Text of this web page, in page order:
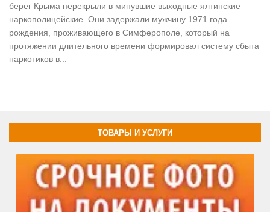
берег Крыма перекрыли в минувшие выходные ялтинские
наркополицейские. Они задержали мужчину 1971 года
рождения, проживающего в Симферополе, который на
протяжении длительного времени формировал систему сбыта
наркотиков в...
ТОВАРЫ И УСЛУГИ